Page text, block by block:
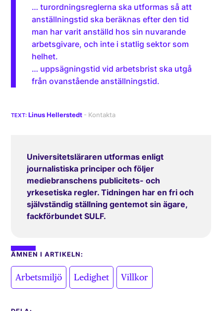
… turordningsreglerna ska utformas så att
anställningstid ska beräknas efter den tid
man har varit anställd hos sin nuvarande
arbetsgivare, och inte i statlig sektor som
helhet.
… uppsägningstid vid arbetsbrist ska utgå
från ovanstående anställningstid.
Linus Hellerstedt
Universitetsläraren utformas enligt
journalistiska principer och följer
mediebranschens publicitets- och
yrkesetiska regler. Tidningen har en fri och
självständig ställning gentemot sin ägare,
fackförbundet SULF.
ÄMNEN I ARTIKELN:
Arbetsmiljö Ledighet Villkor